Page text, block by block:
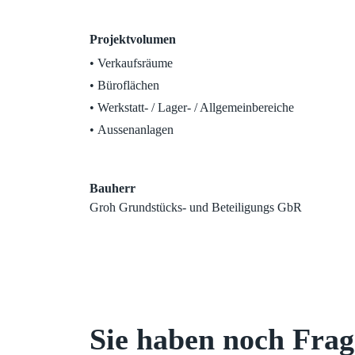
Projektvolumen
Verkaufsräume
Büroflächen
Werkstatt- / Lager- / Allgemeinbereiche
Aussenanlagen
Bauherr
Groh Grundstücks- und Beteiligungs GbR
Sie haben noch